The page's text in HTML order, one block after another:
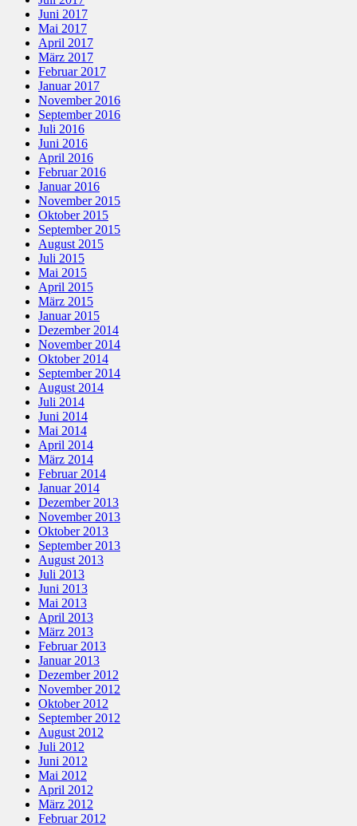
Juni 2017
Mai 2017
April 2017
März 2017
Februar 2017
Januar 2017
November 2016
September 2016
Juli 2016
Juni 2016
April 2016
Februar 2016
Januar 2016
November 2015
Oktober 2015
September 2015
August 2015
Juli 2015
Mai 2015
April 2015
März 2015
Januar 2015
Dezember 2014
November 2014
Oktober 2014
September 2014
August 2014
Juli 2014
Juni 2014
Mai 2014
April 2014
März 2014
Februar 2014
Januar 2014
Dezember 2013
November 2013
Oktober 2013
September 2013
August 2013
Juli 2013
Juni 2013
Mai 2013
April 2013
März 2013
Februar 2013
Januar 2013
Dezember 2012
November 2012
Oktober 2012
September 2012
August 2012
Juli 2012
Juni 2012
Mai 2012
April 2012
März 2012
Februar 2012